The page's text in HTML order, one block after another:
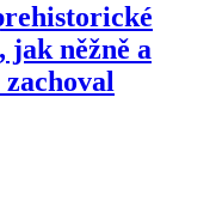
jak něžně a